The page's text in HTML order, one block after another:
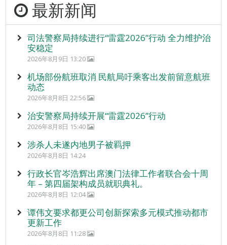
最新新闻
司法警察局持续进行“雷霆2026”行动 全力维护治
安稳定
2026年8月9日 13:20
机场部份航班取消 民航局吁乘客出发前留意航班
动态
2026年8月8日 22:56
治安警察局持续开展“雷霆2026”行动
2026年8月8日 15:40
涉杀人未遂内地男子被羁押
2026年8月8日 14:24
行政长官岑浩辉出席澳门法律工作者联合会十周
年 – 第四届架构成员就职典礼。
2026年8月8日 12:04
谭伟文要求都更公司创新探索多元模式推动都市
更新工作
2026年8月8日 11:28